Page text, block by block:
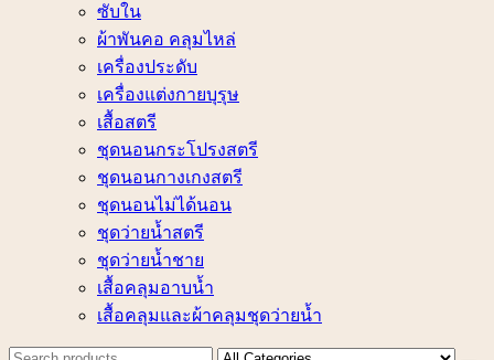
ซับใน
ผ้าพันคอ คลุมไหล่
เครื่องประดับ
เครื่องแต่งกายบุรุษ
เสื้อสตรี
ชุดนอนกระโปรงสตรี
ชุดนอนกางเกงสตรี
ชุดนอนไม่ได้นอน
ชุดว่ายน้ำสตรี
ชุดว่ายน้ำชาย
เสื้อคลุมอาบน้ำ
เสื้อคลุมและผ้าคลุมชุดว่ายน้ำ